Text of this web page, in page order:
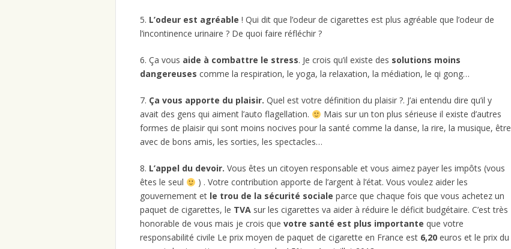
5. L’odeur est agréable ! Qui dit que l’odeur de cigarettes est plus agréable que l’odeur de
l’incontinence urinaire ? De quoi faire réfléchir ?
6. Ça vous aide à combattre le stress. Je crois qu’il existe des solutions moins
dangereuses comme la respiration, le yoga, la relaxation, la médiation, le qi gong…
7. Ça vous apporte du plaisir. Quel est votre définition du plaisir ?. J’ai entendu dire qu’il y
avait des gens qui aiment l’auto flagellation.
Mais sur un ton plus sérieuse il existe d’autres
formes de plaisir qui sont moins nocives pour la santé comme la danse, la rire, la musique, être
avec de bons amis, les sorties, les spectacles…
8. L’appel du devoir. Vous êtes un citoyen responsable et vous aimez payer les impôts (vous
êtes le seul
) . Votre contribution apporte de l’argent à l’état. Vous voulez aider les
gouvernement et le trou de la sécurité sociale parce que chaque fois que vous achetez un
paquet de cigarettes, le TVA sur les cigarettes va aider à réduire le déficit budgétaire. C’est très
honorable de vous mais je crois que votre santé est plus importante que votre
responsabilité civile Le prix moyen de paquet de cigarette en France est 6,20 euros et le prix du